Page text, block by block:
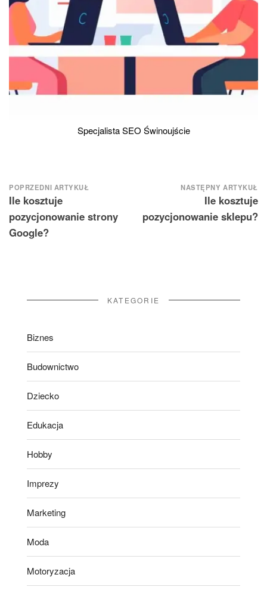
Specjalista SEO Świnoujście
Nawigacja
wpisu
POPRZEDNI ARTYKUŁ
Ile kosztuje
pozycjonowanie strony
Google?
NASTĘPNY ARTYKUŁ
Ile kosztuje
pozycjonowanie sklepu?
KATEGORIE
Biznes
Budownictwo
Dziecko
Edukacja
Hobby
Imprezy
Marketing
Moda
Motoryzacja